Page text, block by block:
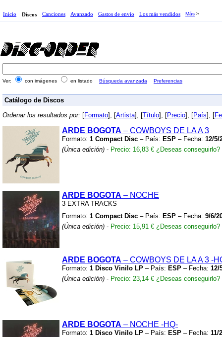
Inicio Discos Canciones Avanzado Gastos de envío Los más vendidos Más
Ver: con imágenes en listado Búsqueda avanzada Preferencias
Catálogo de Discos
Ordenar los resultados por: [Formato], [Artista], [Título], [Precio], [País], [
ARDE BOGOTA – COWBOYS DE LA A 3
Formato: 1 Compact Disc – País: ESP – Fecha: 12/5/
(Única edición) - Precio: 16,83 € ¿Deseas conseguirlo?
ARDE BOGOTA – NOCHE
3 EXTRA TRACKS
Formato: 1 Compact Disc – País: ESP – Fecha: 9/6/
(Única edición) - Precio: 15,91 € ¿Deseas conseguirlo?
ARDE BOGOTA – COWBOYS DE LA A 3 -
Formato: 1 Disco Vinilo LP – País: ESP – Fecha: 12/
(Única edición) - Precio: 23,14 € ¿Deseas conseguirlo?
ARDE BOGOTA – NOCHE -HQ-
Formato: 1 Disco Vinilo LP – País: ESP – Fecha: 11/